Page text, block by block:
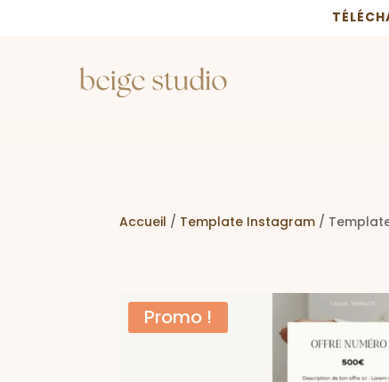
Accueil / Template Instagram /
Promo !